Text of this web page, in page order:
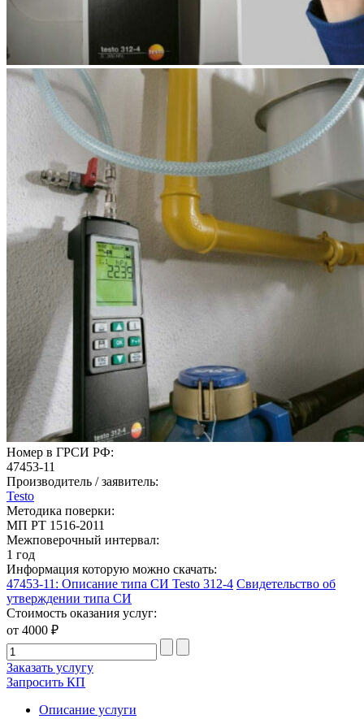
Номер в ГРСИ РФ:
47453-11
Производитель / заявитель:
Testo
Методика поверки:
МП РТ 1516-2011
Межповерочный интервал:
1 год
Информация которую можно скачать:
47453-11: Описание типа СИ Testo 312-4 Свидетельство об
утверждении типа СИ
Стоимость оказания услуг:
от 4000 ₽
Заказать услугу
Запросить КП
Описание услуги